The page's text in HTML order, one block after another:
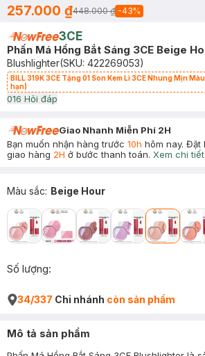
257.000 ₫448.000 ₫ -43%
3CE
Phấn Má Hồng Bắt Sáng 3CE Beige
Blushlighter(SKU: 422269053)
BILL 319K 3CE Tặng 01 Son Kem Lì 3CE Nhung Mịn
hạn)
016 Hỏi đáp
Giao Nhanh Miễn Phí 2H
Bạn muốn nhận hàng trước 10h hôm nay. Đặt
giao hàng 2H ở bước thanh toán. Xem chi tiết
Màu sắc: Beige Hour
Số lượng:
34/337 Chi nhánh còn sản phẩm
Mô tả sản phẩm